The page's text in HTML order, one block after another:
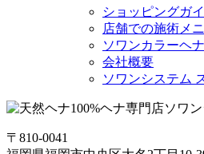
ショッピングガ
店舗での施術メ
ソワンカラーヘ
会社概要
ソワンシステム
〒810-0041